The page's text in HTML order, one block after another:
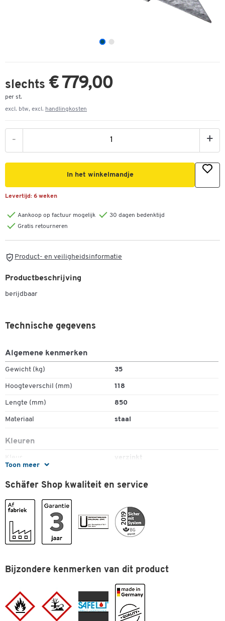
slechts € 779,00
per st.
excl. btw, excl. handlingkosten
- +
In het winkelmandje
Levertijd: 6 weken
Aankoop op factuur mogelijk
30 dagen bedenktijd
Gratis retourneren
Product- en veiligheidsinformatie
Productbeschrijving
berijdbaar
Toon meer
Technische gegevens
Algemene kenmerken
Gewicht (kg) 35
Hoogteverschil (mm) 118
Lengte (mm) 850
Materiaal staal
Kleuren
Kleur verzinkt
Afmetingen
Schäfer Shop kwaliteit en service
Bijzondere kenmerken van dit product